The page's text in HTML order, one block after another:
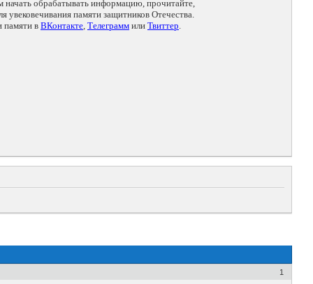
начать обрабатывать информацию, прочитайте,
памяти защитников Отечества.
памяти в ВКонтакте, Телеграмм или Твиттер.
1